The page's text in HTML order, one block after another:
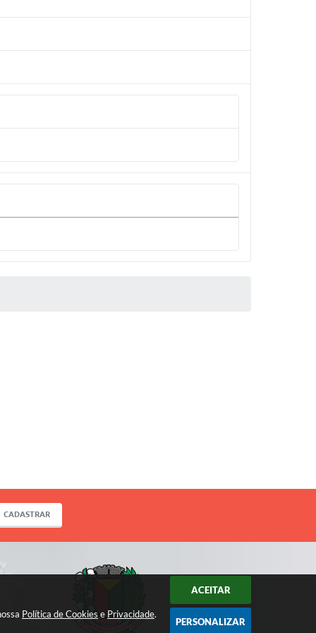
Política de Cookies e Privacidade.
ACEITAR
PERSONALIZAR
CADASTRAR